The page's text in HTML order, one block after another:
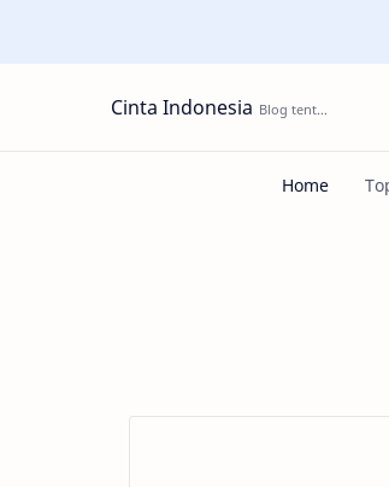
Cinta Indonesia